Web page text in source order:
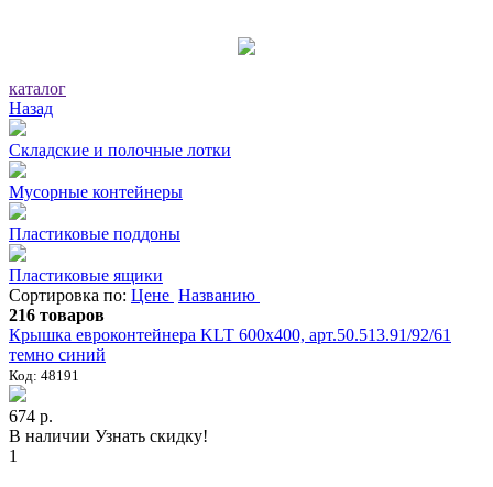
каталог
Назад
Складские и полочные лотки
Мусорные контейнеры
Пластиковые поддоны
Пластиковые ящики
Сортировка по: Цене Названию
216 товаров
Крышка евроконтейнера KLT 600х400, арт.50.513.91/92/61
темно синий
Код: 48191
674 р.
В наличии Узнать скидку!
1